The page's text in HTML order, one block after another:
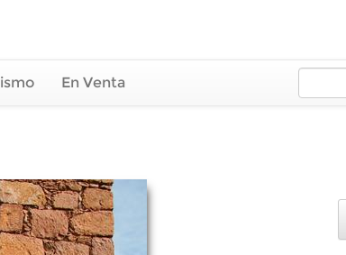
En Venta